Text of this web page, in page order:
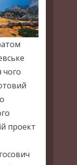
чого
проект